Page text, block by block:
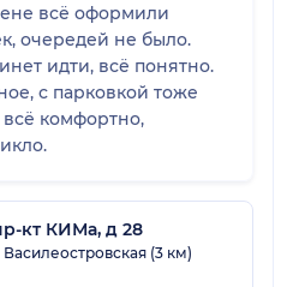
всё оформили
очередей не было.
идти, всё понятно.
с парковкой тоже
комфортно,
кт КИМа, д 28
Василеостровская (3 км)